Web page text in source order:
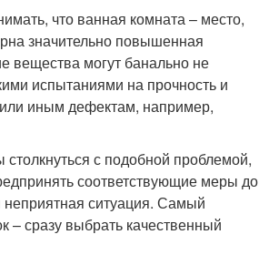
что ванная комната – место,
значительно повышенная
вещества могут банально не
испытаниями на прочность и
иным дефектам, например,
столкнуться с подобной проблемой,
соответствующие меры до
неприятная ситуация. Самый
– сразу выбрать качественный